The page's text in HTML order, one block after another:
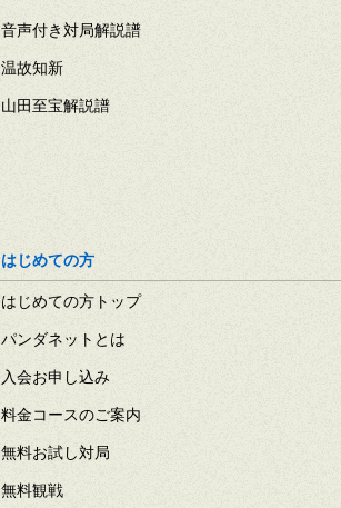
音声付き対局解説譜
温故知新
山田至宝解説譜
はじめての方
はじめての方トップ
パンダネットとは
入会お申し込み
料金コースのご案内
無料お試し対局
無料観戦